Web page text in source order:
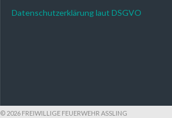
Datenschutzerklärung laut DSGVO
© 2026 FREIWILLIGE FEUERWEHR ASSLING